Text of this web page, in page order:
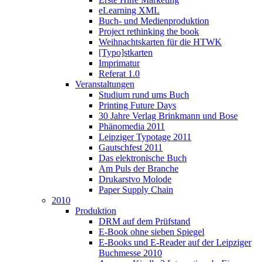
eLearning XML
Buch- und Medienproduktion
Project rethinking the book
Weihnachtskarten für die HTWK
[Typo]stkarten
Imprimatur
Referat 1.0
Veranstaltungen
Studium rund ums Buch
Printing Future Days
30 Jahre Verlag Brinkmann und Bose
Phänomedia 2011
Leipziger Typotage 2011
Gautschfest 2011
Das elektronische Buch
Am Puls der Branche
Drukarstvo Molode
Paper Supply Chain
2010
Produktion
DRM auf dem Prüfstand
E-Book ohne sieben Spiegel
E-Books und E-Reader auf der Leipziger
Buchmesse 2010